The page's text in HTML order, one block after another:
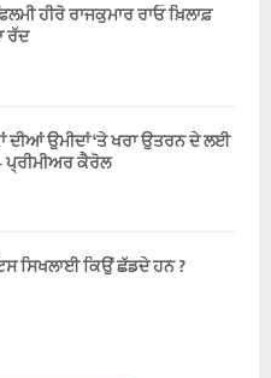
ਹੀਰੋ ਰਾਜਕੁਮਾਰ ਰਾਓ ਖ਼ਿਲਾਫ਼
ਰੱਦ
ਦੀਆਂ ਉਮੀਦਾਂ ‘ਤੇ ਖਰਾ ਉਤਰਨ ਦੇ ਲਈ
ਪ੍ਰੀਮੀਅਰ ਕੈਰੋਲ
ਸਿਖਲਾਈ ਕਿਉਂ ਛੱਡਦੇ ਹਨ ?